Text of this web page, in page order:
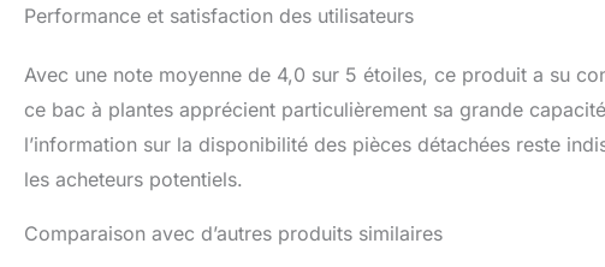
Performance et satisfaction des utilisateurs
Avec une note moyenne de 4,0 sur 5 étoiles, ce produit a su
ce bac à plantes apprécient particulièrement sa grande
l’information sur la disponibilité des pièces détachées reste
les acheteurs potentiels.
Comparaison avec d’autres produits similaires